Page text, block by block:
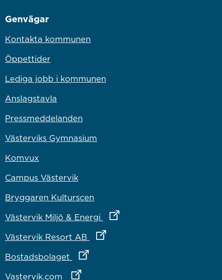
Genvägar
Kontakta kommunen
Öppettider
Lediga jobb i kommunen
Anslagstavla
Pressmeddelanden
Västerviks Gymnasium
Komvux
Campus Västervik
Bryggaren Kulturscen
Västervik Miljö & Energi
Länk till annan webbplats
Västervik Resort AB Länk till annan webbplats
Bostadsbolaget Länk till annan webbplats
Vastervik.com Länk till annan webbplats